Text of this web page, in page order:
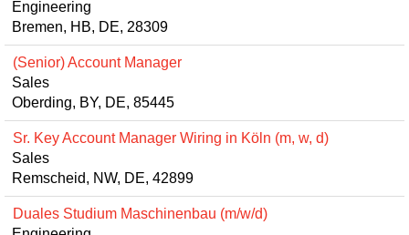
Engineering
Bremen, HB, DE, 28309
(Senior) Account Manager
Sales
Oberding, BY, DE, 85445
Sr. Key Account Manager Wiring in Köln (m, w, d)
Sales
Remscheid, NW, DE, 42899
Duales Studium Maschinenbau (m/w/d)